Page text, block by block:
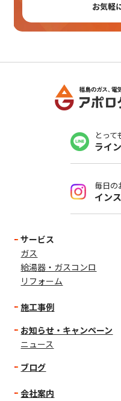
お気軽
とって
ライ
毎日の
イン
サービス
ガス
給湯器・ガスコンロ
リフォーム
施工事例
お知らせ・キャンペーン
ニュース
ブログ
会社案内